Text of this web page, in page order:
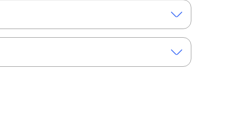
å få mest mulig ut av Studio Tour.